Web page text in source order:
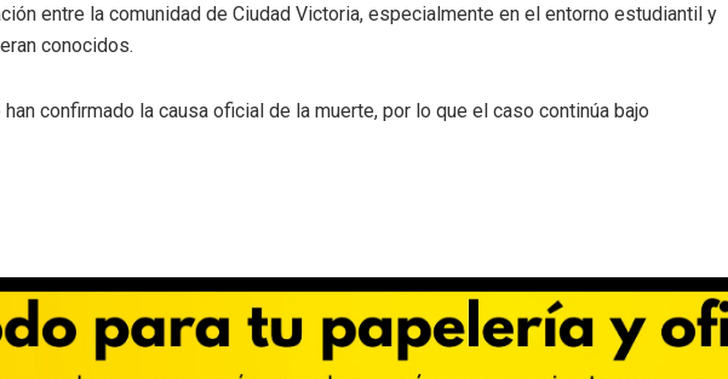
entre la comunidad de Ciudad Victoria, especialmente en el entorno estudiantil y
conocidos.
confirmado la causa oficial de la muerte, por lo que el caso continúa bajo